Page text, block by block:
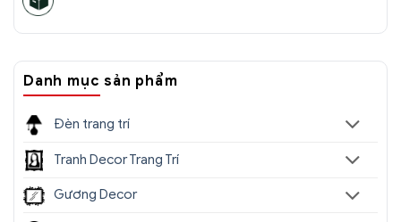
Danh mục sản phẩm
Đèn trang trí
Tranh Decor Trang Trí
Gương Decor